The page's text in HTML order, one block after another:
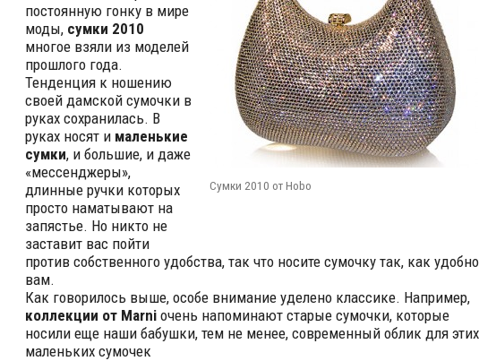
Cумки 2010 от Hobo
постоянную гонку в мире
моды, сумки 2010
многое взяли из моделей
прошлого года.
Тенденция к ношению
своей дамской сумочки в
руках сохранилась. В
руках носят и маленькие
сумки, и большие, и даже
«мессенджеры»,
длинные ручки которых
просто наматывают на
запястье. Но никто не
заставит вас пойти
против собственного удобства, так что носите сумочку так, как удобно
вам.
Как говорилось выше, особе внимание уделено классике. Например,
коллекции от Marniочень напоминают старые сумочки, которые
носили еще наши бабушки, тем не менее, современный облик для этих
маленьких сумочек